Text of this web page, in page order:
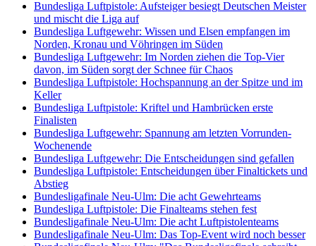
Bundesliga Luftpistole: Aufsteiger besiegt Deutschen Meister
und mischt die Liga auf
Bundesliga Luftgewehr: Wissen und Elsen empfangen im
Norden, Kronau und Vöhringen im Süden
Bundesliga Luftgewehr: Im Norden ziehen die Top-Vier
davon, im Süden sorgt der Schnee für Chaos
Bundesliga Luftpistole: Hochspannung an der Spitze und im
Keller
Bundesliga Luftpistole: Kriftel und Hambrücken erste
Finalisten
Bundesliga Luftgewehr: Spannung am letzten Vorrunden-
Wochenende
Bundesliga Luftgewehr: Die Entscheidungen sind gefallen
Bundesliga Luftpistole: Entscheidungen über Finaltickets und
Abstieg
Bundesligafinale Neu-Ulm: Die acht Gewehrteams
Bundesliga Luftpistole: Die Finalteams stehen fest
Bundesligafinale Neu-Ulm: Die acht Luftpistolenteams
Bundesligafinale Neu-Ulm: Das Top-Event wird noch besser